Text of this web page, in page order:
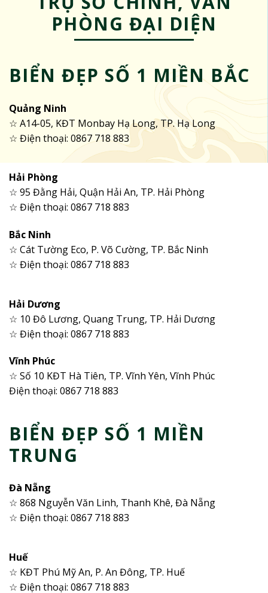
PHÒNG ĐẠI DIỆN
BIỂN ĐẸP SỐ 1 MIỀN BẮC
Quảng Ninh
☆ A14-05, KĐT Monbay Hạ Long, TP. Hạ Long
☆ Điện thoại: 0867 718 883
Hải Phòng
☆ 95 Đằng Hải, Quận Hải An, TP. Hải Phòng
☆ Điện thoại: 0867 718 883
Bắc Ninh
☆ Cát Tường Eco, P. Võ Cường, TP. Bắc Ninh
☆ Điện thoại: 0867 718 883
Hải Dương
☆ 10 Đô Lương, Quang Trung, TP. Hải Dương
☆ Điện thoại: 0867 718 883
Vĩnh Phúc
☆ Số 10 KĐT Hà Tiên, TP. Vĩnh Yên, Vĩnh Phúc
Điện thoại: 0867 718 883
BIỂN ĐẸP SỐ 1 MIỀN
TRUNG
Đà Nẵng
☆ 868 Nguyễn Văn Linh, Thanh Khê, Đà Nẵng
☆ Điện thoại: 0867 718 883
Huế
☆ KĐT Phú Mỹ An, P. An Đông, TP. Huế
☆ Điện thoại: 0867 718 883